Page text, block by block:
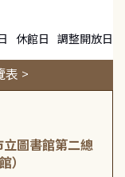
休館日 調整開放日
表 >
圖書館第二總
）